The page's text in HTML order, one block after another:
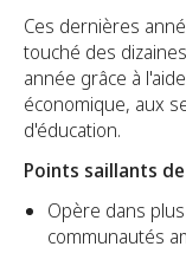
Ces dernières
touché des
année grâce à
économique, aux
d'éducation.
Points saillants
Opère dans
communautés